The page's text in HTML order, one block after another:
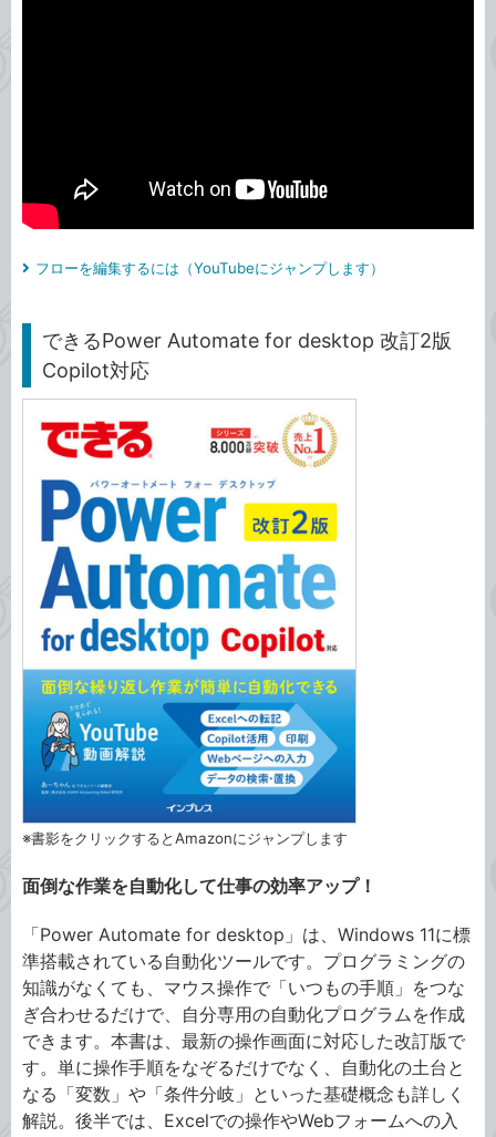
フローを編集するには（YouTubeにジャンプします）
できるPower Automate for desktop 改訂2版
Copilot対応
※書影をクリックするとAmazonにジャンプします
面倒な作業を自動化して仕事の効率アップ！
「Power Automate for desktop」は、Windows 11に標
準搭載されている自動化ツールです。プログラミングの
知識がなくても、マウス操作で「いつもの手順」をつな
ぎ合わせるだけで、自分専用の自動化プログラムを作成
できます。本書は、最新の操作画面に対応した改訂版で
す。単に操作手順をなぞるだけでなく、自動化の土台と
なる「変数」や「条件分岐」といった基礎概念も詳しく
解説。後半では、Excelでの操作やWebフォームへの入